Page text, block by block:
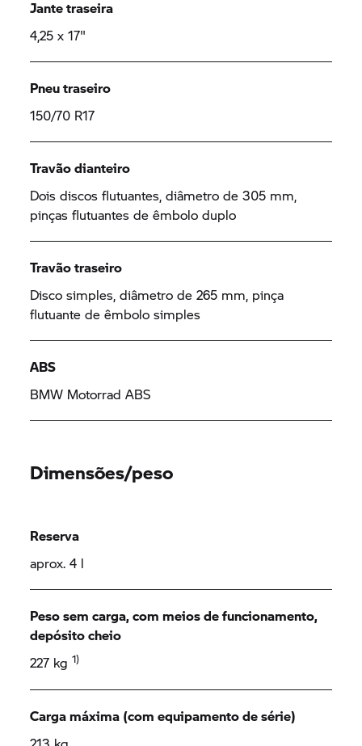
Jante traseira
4,25 x 17"
Pneu traseiro
150/70 R17
Travão dianteiro
Dois discos flutuantes, diâmetro de 305 mm,
pinças flutuantes de êmbolo duplo
Travão traseiro
Disco simples, diâmetro de 265 mm, pinça
flutuante de êmbolo simples
ABS
BMW Motorrad ABS
Dimensões/peso
Reserva
aprox. 4 l
Peso sem carga, com meios de funcionamento,
depósito cheio
227 kg1)
Carga máxima (com equipamento de série)